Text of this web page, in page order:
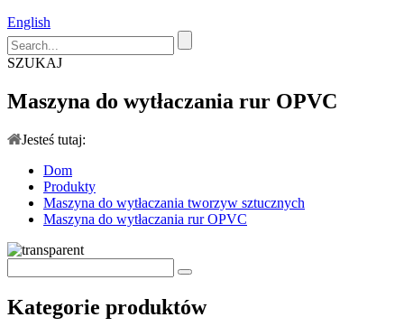
English
SZUKAJ
Maszyna do wytłaczania rur OPVC
Jesteś tutaj:
Dom
Produkty
Maszyna do wytłaczania tworzyw sztucznych
Maszyna do wytłaczania rur OPVC
Kategorie produktów